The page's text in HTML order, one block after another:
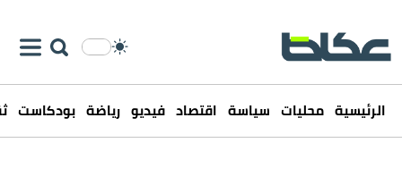
الرئيسية محليات سياسة اقتصاد فيديو رياضة بودكاست